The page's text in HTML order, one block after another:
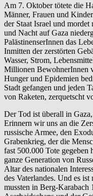
Am 7. Oktober tötete die
Männer, Frauen und
der Staat Israel und
und Nacht auf Gaza
PalästinenserInnen das
Inmitten der zerstörten
Wasser, Strom,
Millionen BewohnerInnen
Hunger und Epidemien
Stadt gefangen und jeden
von Raketen, zerquetscht
Der Tod ist überall in
Erinnern wir uns an die
russische Armee, den
Grabenkrieg, der die
fast 500.000 Tote
ganze Generation von
Altar des nationalen
des Vaterlandes. Und es
mussten in Berg-Karabach